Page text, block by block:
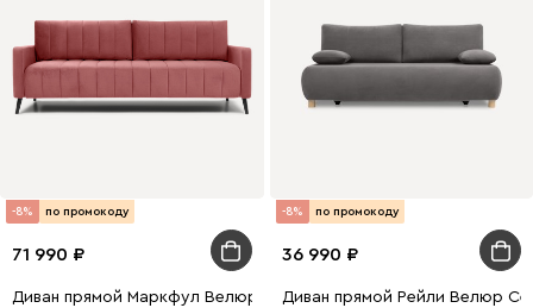
-8% по промокоду
71 990
Диван прямой Маркфул Велюр Розовый
-8% по промокоду
36 990
Диван прямой Рейли Велюр